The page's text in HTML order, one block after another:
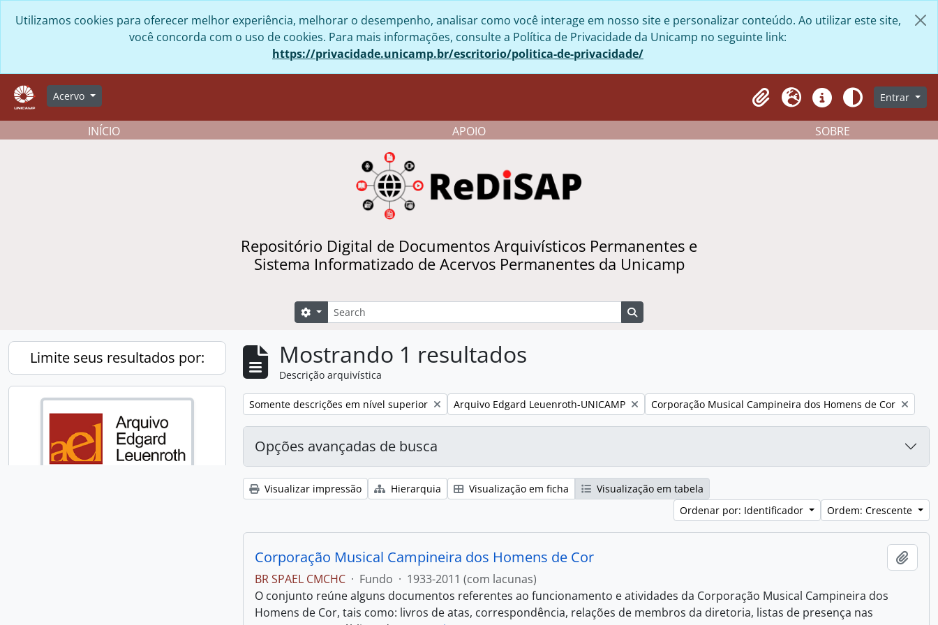
Utilizamos cookies para oferecer melhor experiência, melhorar o desempenho, analisar como você interage em nosso site e personalizar conteúdo. Ao utilizar este site,
você concorda com o uso de cookies. Para mais informações, consulte a Política de Privacidade da Unicamp no seguinte link:
https://privacidade.unicamp.br/escritorio/politica-de-privacidade/
Acervo
Clipboard
Idioma AtalhosAparênciaEntrar
INÍCIO APOIO SOBRE
Repositório Digital de Documentos Arquivísticos Permanentes e
Sistema Informatizado de Acervos Permanentes da Unicamp
Buscar
Opções de busca
Limite seus resultados por: Mostrando 1 resultados
Descrição arquivística
Remover filtro:
Somente descrições em nível superior Remover filtro:
Arquivo Edgard Leuenroth-UNICAMP Remover filtro:
Corporação Musical Campineira dos Homens de Cor
Opções avançadas de busca
Visualizar impressão Hierarquia Visualização em ficha
Visualização em tabela
Ordenar por: Identificador
Ordem: Crescente
Corporação Musical Campineira dos Homens de Cor
BR SPAEL CMCHC · Fundo · 1933-2011 (com lacunas)
O conjunto reúne alguns documentos referentes ao funcionamento e atividades da Corporação Musical Campineira dos
Homens de Cor, tais como: livros de atas, correspondência, relações de membros da diretoria, listas de presença nas